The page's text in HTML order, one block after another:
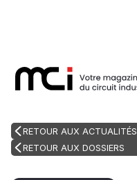
RETOUR AUX ACTUALITÉS
RETOUR AUX DOSSIERS